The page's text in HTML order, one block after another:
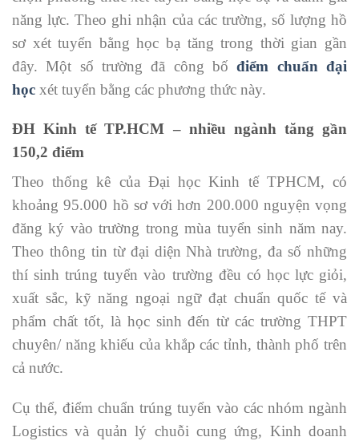
năng lực. Theo ghi nhận của các trường, số lượng hồ
sơ xét tuyển bằng học bạ tăng trong thời gian gần
đây. Một số trường đã công bốđiểm chuẩn đại
học xét tuyển bằng các phương thức này.
ĐH Kinh tế TP.HCM – nhiều ngành tăng gần
150,2 điểm
Theo thống kê của Đại học Kinh tế TPHCM, có
khoảng 95.000 hồ sơ với hơn 200.000 nguyện vọng
đăng ký vào trường trong mùa tuyển sinh năm nay.
Theo thông tin từ đại diện Nhà trường, đa số những
thí sinh trúng tuyển vào trường đều có học lực giỏi,
xuất sắc, kỹ năng ngoại ngữ đạt chuẩn quốc tế và
phẩm chất tốt, là học sinh đến từ các trường THPT
chuyên/ năng khiếu của khắp các tỉnh, thành phố trên
cả nước.
Cụ thể, điểm chuẩn trúng tuyển vào các nhóm ngành
Logistics và quản lý chuỗi cung ứng, Kinh doanh